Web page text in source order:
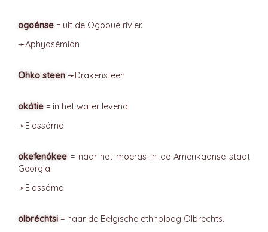
ogoénse = uit de Ogooué rivier.
➛Aphyosémion
Ohko steen ➛Drakensteen
okátie = in het water levend.
➛Elassóma
okefenókee = naar het moeras in de Amerikaanse staat
Georgia.
➛Elassóma
olbréchtsi = naar de Belgische ethnoloog Olbrechts.